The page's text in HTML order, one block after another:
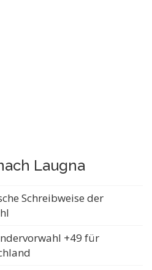
Laugna
Schreibweise der
+49 für